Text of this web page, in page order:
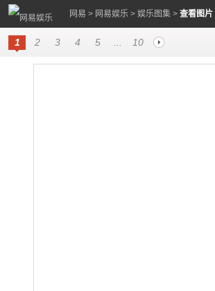
网易 > 网易娱乐 > 娱乐图集 > 查看图片
1 2 3 4 5 10